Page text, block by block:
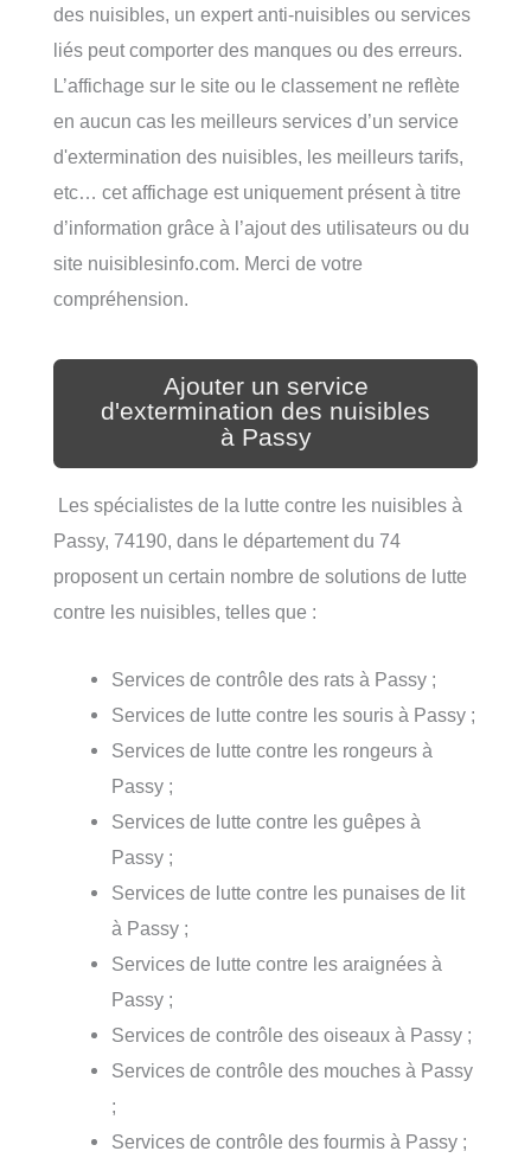
des nuisibles, un expert anti-nuisibles ou services
liés peut comporter des manques ou des erreurs.
L’affichage sur le site ou le classement ne reflète
en aucun cas les meilleurs services d’un service
d'extermination des nuisibles, les meilleurs tarifs,
etc… cet affichage est uniquement présent à titre
d’information grâce à l’ajout des utilisateurs ou du
site nuisiblesinfo.com. Merci de votre
compréhension.
Ajouter un service
d'extermination des nuisibles
à Passy
Les spécialistes de la lutte contre les nuisibles à
Passy, 74190, dans le département du 74
proposent un certain nombre de solutions de lutte
contre les nuisibles, telles que :
Services de contrôle des rats à Passy ;
Services de lutte contre les souris à Passy ;
Services de lutte contre les rongeurs à
Passy ;
Services de lutte contre les guêpes à
Passy ;
Services de lutte contre les punaises de lit
à Passy ;
Services de lutte contre les araignées à
Passy ;
Services de contrôle des oiseaux à Passy ;
Services de contrôle des mouches à Passy
;
Services de contrôle des fourmis à Passy ;